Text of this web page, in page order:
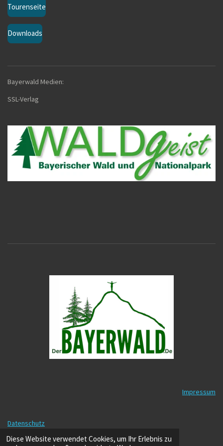
Diese Website verwendet Cookies, um Ihr Erlebnis zu
Tourenseite
Downloads
Bayerwald Medien:
SSL-Verlag
Impressum
Datenschutz